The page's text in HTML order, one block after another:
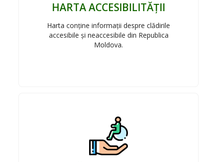
HARTA ACCESIBILITĂȚII
Harta conține informații despre clădirile
accesibile și neaccesibile din Republica
Moldova.